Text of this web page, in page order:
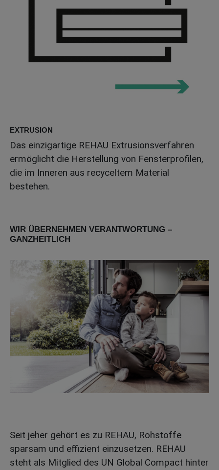
EXTRUSION
Das einzigartige REHAU Extrusionsverfahren
ermöglicht die Herstellung von Fensterprofilen,
die im Inneren aus recyceltem Material
bestehen.
WIR ÜBERNEHMEN VERANTWORTUNG –
GANZHEITLICH
Seit jeher gehört es zu REHAU, Rohstoffe
sparsam und effizient einzusetzen. REHAU
steht als Mitglied des UN Global Compact hinter